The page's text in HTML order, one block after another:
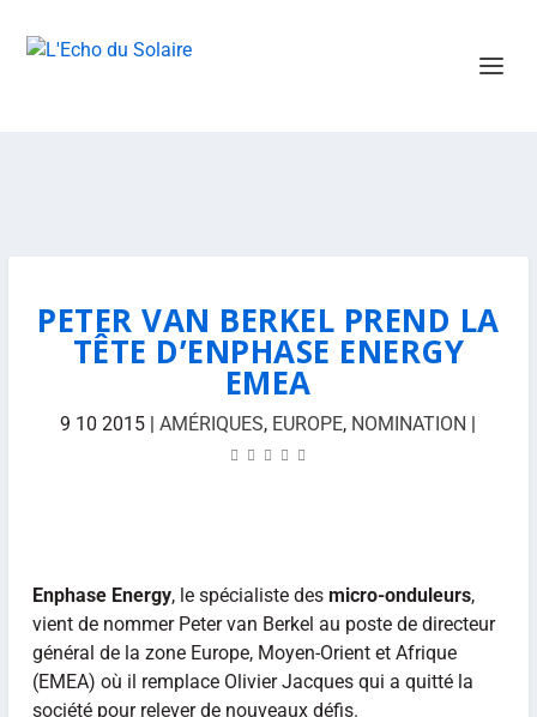
PETER VAN BERKEL PREND LA
TÊTE D’ENPHASE ENERGY
EMEA
9 10 2015 |AMÉRIQUES, EUROPE, NOMINATION |
Enphase Energy, le spécialiste des micro-onduleurs,
vient de nommer Peter van Berkel au poste de directeur
général de la zone Europe, Moyen-Orient et Afrique
(EMEA) où il remplace Olivier Jacques qui a quitté la
société pour relever de nouveaux défis.